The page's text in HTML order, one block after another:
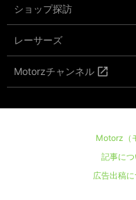
ショップ探訪
レーサーズ
Motorzチャンネル
Motorz（
記事に
広告出稿